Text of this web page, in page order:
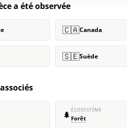
a été observée
🇨🇦Canada
🇸🇪Suède
🌲 ÉCOSYSTÈME
Forêt